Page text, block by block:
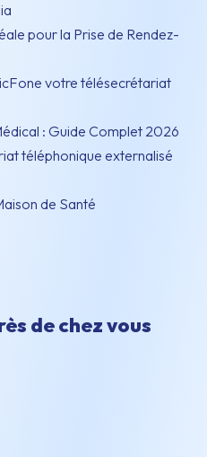
pour la Prise de Rendez-
votre télésecrétariat
: Guide Complet 2026
téléphonique externalisé
de Santé
de chez vous